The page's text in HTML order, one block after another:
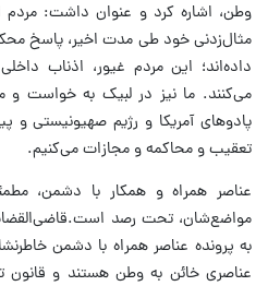
وطن، اشاره کرد و عنوان داشت: مردم
مثال‌زدنی خود طی مدت اخیر، پاسخ
داده‌اند؛ این مردم غیور، اذناب
می‌کنند. ما نیز در لبیک به خواست و
پادو‌های آمریکا و رژیم صهیونیستی و
تعقیب و محاکمه و مجازات می‌کنیم.
عناصر همراه و همکار با دشمن،
مواضع‌شان، تحت رصد است.قاضی‌القضات
به پرونده عناصر همراه با دشمن
عناصری خائن به وطن هستند و